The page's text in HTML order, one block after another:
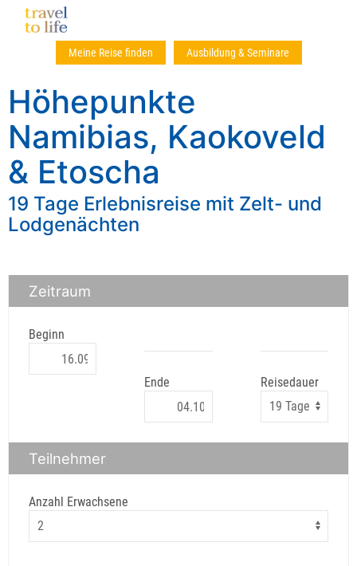
Meine Reise finden Ausbildung & Seminare
Höhepunkte
Namibias, Kaokoveld
& Etoscha
19 Tage Erlebnisreise mit Zelt- und
Lodgenächten
Zeitraum
Beginn
Ende Reisedauer
Teilnehmer
Anzahl Erwachsene